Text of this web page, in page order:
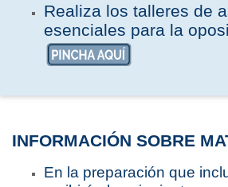
Realiza los talleres de
esenciales para la
INFORMACIÓN SOBRE
En la preparación que